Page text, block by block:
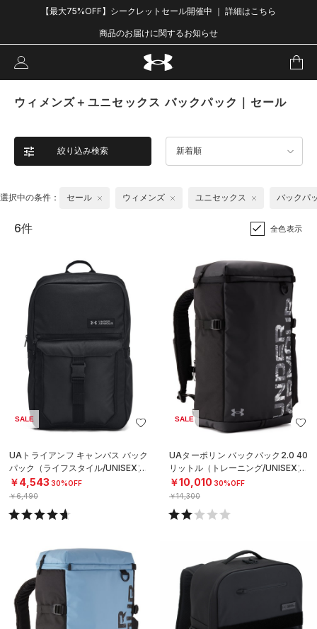
【最大75%OFF】シークレットセール開催中 ｜ 詳細はこちら
商品のお届けに関するお知らせ
ウィメンズ＋ユニセックス バックパック｜セール
絞り込み検索 新着順
選択中の条件： セール ウィメンズ ユニセックス バックパ
6件 全色表示
SALE
UAトライアンフ キャンパス バック
パック（ライフスタイル/UNISEX）
￥4,543 30%OFF
￥6,490
SALE
UAターポリン バックパック2.0 40
リットル（トレーニング/UNISEX）
￥10,010 30%OFF
￥14,300